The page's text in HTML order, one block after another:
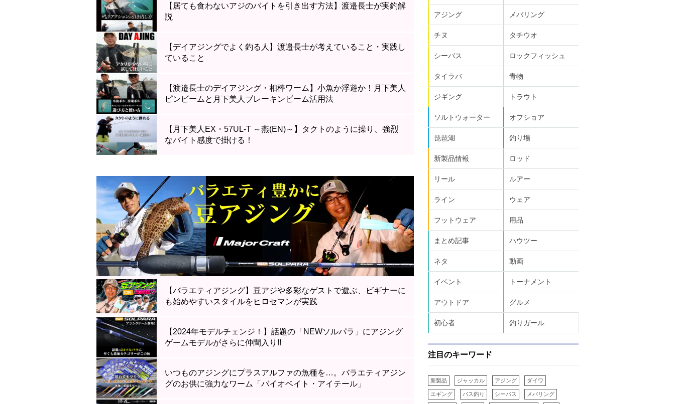
【居ても食わないアジのバイトを引き出す方法】渡邉長士が実釣解
説
【デイアジングでよく釣る人】渡邉長士が考えていること・実践し
ていること
【渡邉長士のデイアジング・相棒ワーム】小魚か浮遊か！月下美人
ピンビームと月下美人ブレーキンビーム活用法
【月下美人EX・57UL-T ～燕(EN)～】タクトのように操り、強烈
なバイト感度で掛ける！
【バラエティアジング】豆アジや多彩なゲストで遊ぶ、ビギナーに
も始めやすいスタイルをヒロセマンが実践
【2024年モデルチェンジ！】話題の「NEWソルパラ」にアジング
ゲームモデルがさらに仲間入り!!
いつものアジングにプラスアルファの魚種を…。バラエティアジン
グのお供に強力なワーム「バイオベイト・アイテール」
アジング メバリング
チヌ タチウオ
シーバス ロックフィッシュ
タイラバ 青物
ジギング トラウト
ソルトウォーター オフショア
琵琶湖 釣り場
新製品情報 ロッド
リール ルアー
ライン ウェア
フットウェア 用品
まとめ記事 ハウツー
ネタ 動画
イベント トーナメント
アウトドア グルメ
初心者 釣りガール
注目のキーワード
新製品 ジャッカル アジング ダイワ
エギング バス釣り シーバス メバリング